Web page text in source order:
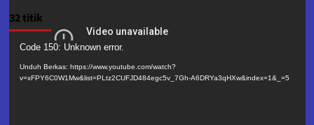
32 titik
Pemutar
Video
Code 150: Unknown error.
Unduh Berkas: https://www.youtube.com/watch?
v=xFPY6C0W1Mw&list=PLtz2CUFJD484egc5v_7Gh-A6DRYa3qHXw&index=1&_=5